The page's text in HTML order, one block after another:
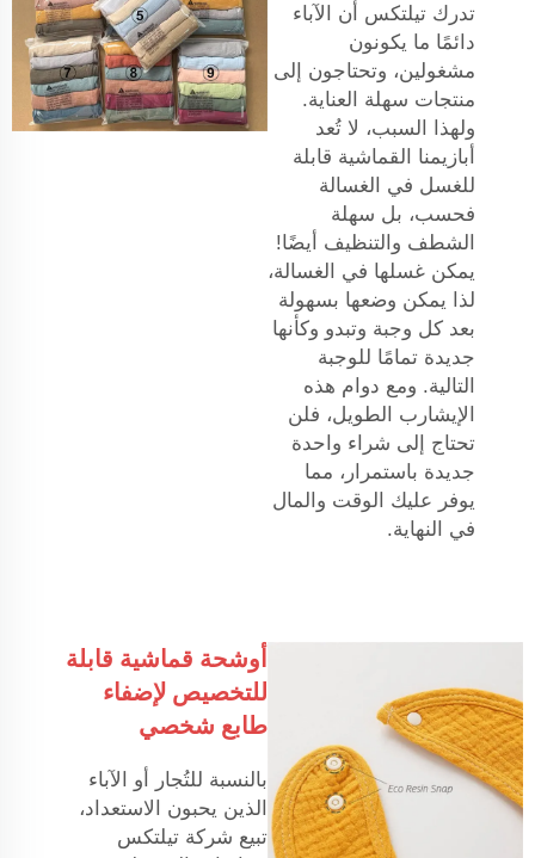
تدرك تيلتكس أن الآباء
دائمًا ما يكونون
مشغولين، وتحتاجون إلى
منتجات سهلة العناية.
ولهذا السبب، لا تُعد
أبازيمنا القماشية قابلة
للغسل في الغسالة
فحسب، بل سهلة
الشطف والتنظيف أيضًا!
يمكن غسلها في الغسالة،
لذا يمكن وضعها بسهولة
بعد كل وجبة وتبدو وكأنها
جديدة تمامًا للوجبة
التالية. ومع دوام هذه
الإيشارب الطويل، فلن
تحتاج إلى شراء واحدة
جديدة باستمرار، مما
يوفر عليك الوقت والمال
في النهاية.
أوشحة قماشية قابلة
للتخصيص لإضفاء
طابع شخصي
بالنسبة للتُجار أو الآباء
الذين يحبون الاستعداد،
تبيع شركة تيلتكس